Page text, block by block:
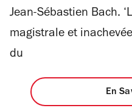
Jean-Sébastien Bach.
magistrale et
du
En